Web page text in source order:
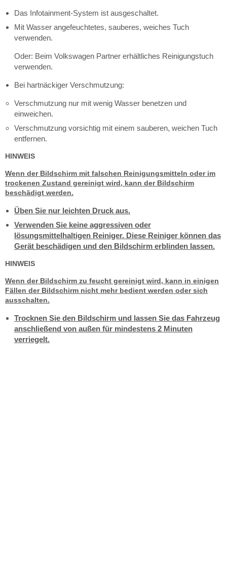
Das Infotainment-System ist ausgeschaltet.
Mit Wasser angefeuchtetes, sauberes, weiches Tuch
verwenden.
Oder: Beim Volkswagen Partner erhältliches Reinigungstuch
verwenden.
Bei hartnäckiger Verschmutzung:
Verschmutzung nur mit wenig Wasser benetzen und
einweichen.
Verschmutzung vorsichtig mit einem sauberen, weichen Tuch
entfernen.
HINWEIS
Wenn der Bildschirm mit falschen Reinigungsmitteln oder im
trockenen Zustand gereinigt wird, kann der Bildschirm
beschädigt werden.
Üben Sie nur leichten Druck aus.
Verwenden Sie keine aggressiven oder
lösungsmittelhaltigen Reiniger. Diese Reiniger können das
Gerät beschädigen und den Bildschirm erblinden lassen.
HINWEIS
Wenn der Bildschirm zu feucht gereinigt wird, kann in einigen
Fällen der Bildschirm nicht mehr bedient werden oder sich
ausschalten.
Trocknen Sie den Bildschirm und lassen Sie das Fahrzeug
anschließend von außen für mindestens 2 Minuten
verriegelt.